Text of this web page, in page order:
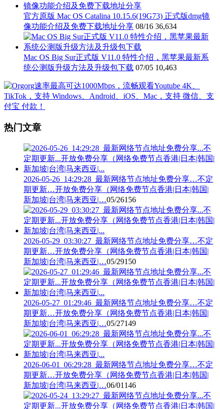
官方原版 Mac OS Catalina 10.15.6(19G73) 正式版dmg镜
像功能介绍及免费下载地址分享 08/16 36,634
Mac OS Big Sur正式版 V11.0 特性介绍，黑苹果最新系
统公测版升级方法及升级包下载 07/05 10,463
热门文章
2026-05-26_14:29:28_最新网络节点地址免费分享…不定
期更新…开放免费分享（网络免费节点香港|日本|韩国|
新加坡|台湾|马来西亚|…05/26156
2026-05-29_03:30:27_最新网络节点地址免费分享…不定
期更新…开放免费分享（网络免费节点香港|日本|韩国|
新加坡|台湾|马来西亚|…05/29150
2026-05-27_01:29:46_最新网络节点地址免费分享…不定
期更新…开放免费分享（网络免费节点香港|日本|韩国|
新加坡|台湾|马来西亚|…05/27149
2026-06-01_06:29:28_最新网络节点地址免费分享…不定
期更新…开放免费分享（网络免费节点香港|日本|韩国|
新加坡|台湾|马来西亚|…06/01 146